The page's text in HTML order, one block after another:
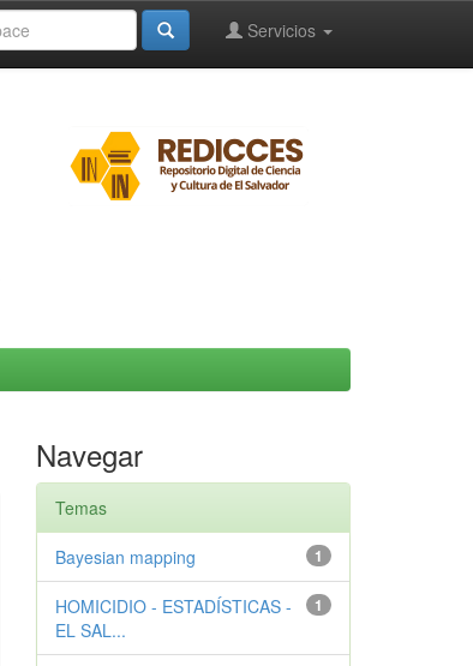
Servicios
Navegar
Temas
1
Bayesian mapping
1
HOMICIDIO - ESTADÍSTICAS -
EL SAL...